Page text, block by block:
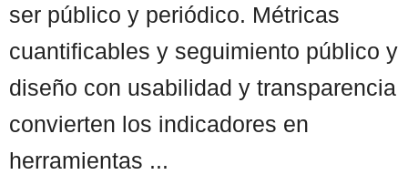
ser público y periódico. Métricas
cuantificables y seguimiento público y
diseño con usabilidad y transparencia
convierten los indicadores en
herramientas ...